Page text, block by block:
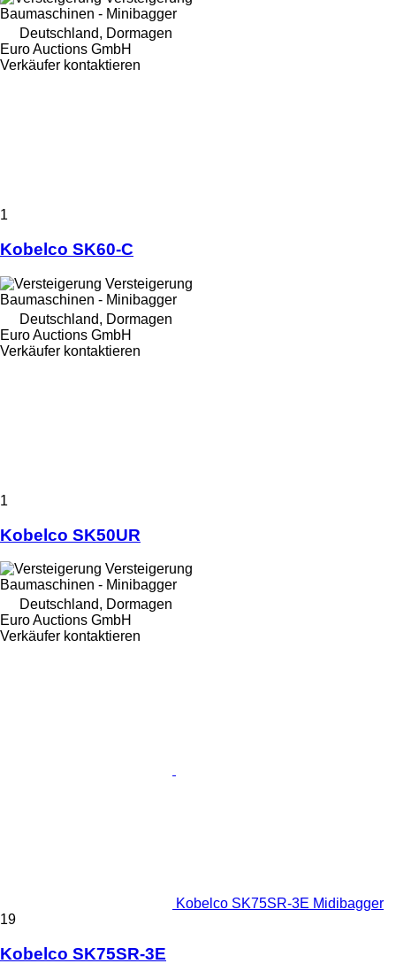
Baumaschinen - Minibagger
Deutschland, Dormagen
Euro Auctions GmbH
Verkäufer kontaktieren
1
Kobelco SK60-C
Versteigerung
Baumaschinen - Minibagger
Deutschland, Dormagen
Euro Auctions GmbH
Verkäufer kontaktieren
1
Kobelco SK50UR
Versteigerung
Baumaschinen - Minibagger
Deutschland, Dormagen
Euro Auctions GmbH
Verkäufer kontaktieren
Kobelco SK75SR-3E Midibagger
19
Kobelco SK75SR-3E